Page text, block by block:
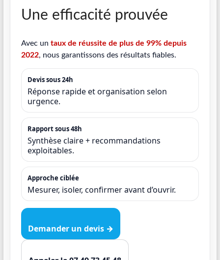
Une efficacité prouvée
Avec un taux de réussite de plus de 99% depuis
2022, nous garantissons des résultats fiables.
Devis sous 24h
Réponse rapide et organisation selon
urgence.
Rapport sous 48h
Synthèse claire + recommandations
exploitables.
Approche ciblée
Mesurer, isoler, confirmer avant d’ouvrir.
Demander un devis →